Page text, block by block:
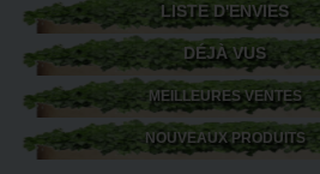
LISTE D'ENVIES
DÉJÀ VUS
MEILLEURES VENTES
NOUVEAUX PRODUITS